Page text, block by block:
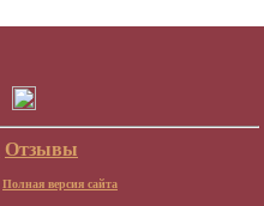
Отзывы
Полная версия сайта